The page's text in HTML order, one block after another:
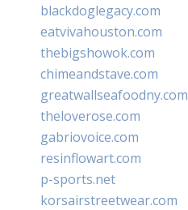
blackdoglegacy.com
eatvivahouston.com
thebigshowok.com
chimeandstave.com
greatwallseafoodny.com
theloverose.com
gabriovoice.com
resinflowart.com
p-sports.net
korsairstreetwear.com